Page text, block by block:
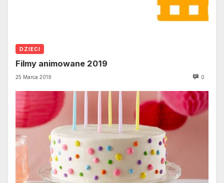
DZIECI
Filmy animowane 2019
25 Marca 2019 0